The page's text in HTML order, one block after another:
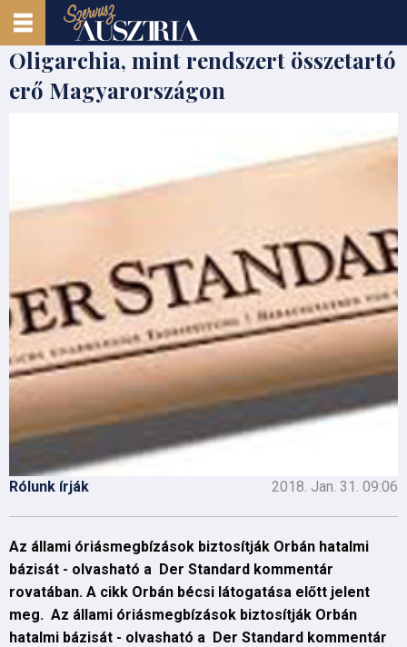
Oligarchia, mint rendszert összetartó
erő Magyarországon
Rólunk írják 2018. Jan. 31. 09:06
Az állami óriásmegbízások biztosítják Orbán hatalmi
bázisát - olvasható a Der Standard kommentár
rovatában. A cikk Orbán bécsi látogatása előtt jelent
meg. Az állami óriásmegbízások biztosítják Orbán
hatalmi bázisát - olvasható a Der Standard kommentár